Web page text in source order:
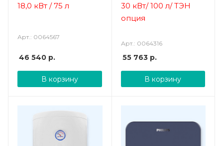
18,0 кВт / 75 л
Арт.: 0064567
46 540 р.
В корзину
30 кВт/ 100 л/ ТЭН
опция
Арт.: 0064316
55 763р.
В корзину